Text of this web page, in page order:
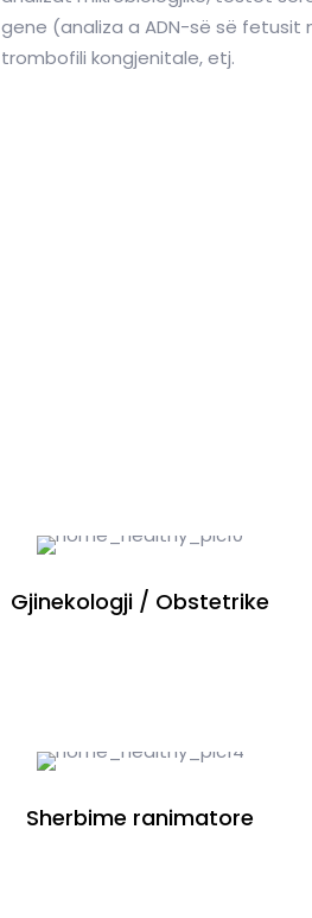
gene (analiza a ADN-së së fetusit
trombofili kongjenitale, etj.
Gjinekologji / Obstetrike
Sherbime ranimatore